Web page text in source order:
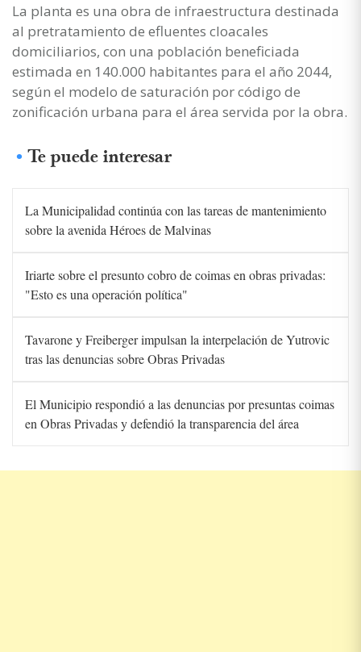
La planta es una obra de infraestructura destinada
al pretratamiento de efluentes cloacales
domiciliarios, con una población beneficiada
estimada en 140.000 habitantes para el año 2044,
según el modelo de saturación por código de
zonificación urbana para el área servida por la obra.
Te puede interesar
La Municipalidad continúa con las tareas de mantenimiento
sobre la avenida Héroes de Malvinas
Iriarte sobre el presunto cobro de coimas en obras privadas:
"Esto es una operación política"
Tavarone y Freiberger impulsan la interpelación de Yutrovic
tras las denuncias sobre Obras Privadas
El Municipio respondió a las denuncias por presuntas coimas
en Obras Privadas y defendió la transparencia del área